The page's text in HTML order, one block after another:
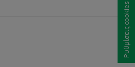
Ρυθμίσεις cookies